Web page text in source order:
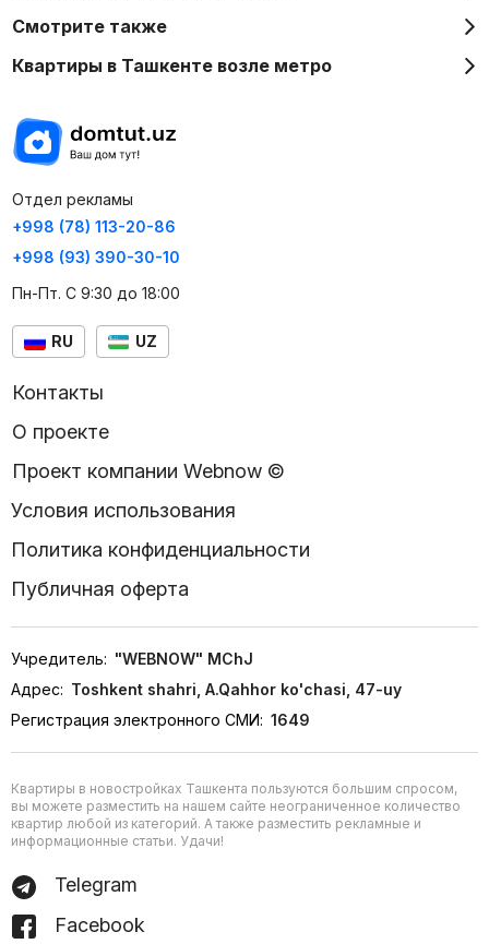
Смотрите также
Квартиры в Ташкенте возле метро
Отдел рекламы
+998 (78) 113-20-86
+998 (93) 390-30-10
Пн-Пт. С 9:30 до 18:00
RU UZ
Контакты
О проекте
Проект компании Webnow ©
Условия использования
Политика конфиденциальности
Публичная оферта
Учредитель: "WEBNOW" MChJ
Адрес: Toshkent shahri, A.Qahhor ko'chasi, 47-uy
Регистрация электронного СМИ: 1649
Квартиры в новостройках Ташкента пользуются большим спросом,
вы можете разместить на нашем сайте неограниченное количество
квартир любой из категорий. А также разместить рекламные и
информационные статьи. Удачи!
Telegram
Facebook